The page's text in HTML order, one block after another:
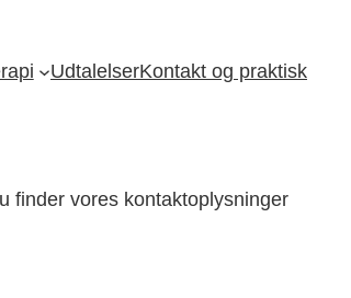
UdtalelserKontakt og praktisk
finder vores kontaktoplysninger